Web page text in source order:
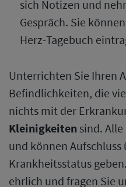
sich Notizen und
Gespräch. Sie
Herz-Tagebuch
Unterrichten Sie Ihren
Befindlichkeiten, die
nichts mit der
Kleinigkeiten sind.
und können Aufschluss
Krankheitsstatus
ehrlich und fragen Sie